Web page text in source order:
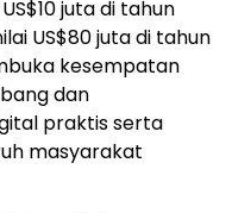
juta di tahun
US$80 juta di tahun
kesempatan
dan
praktis serta
masyarakat